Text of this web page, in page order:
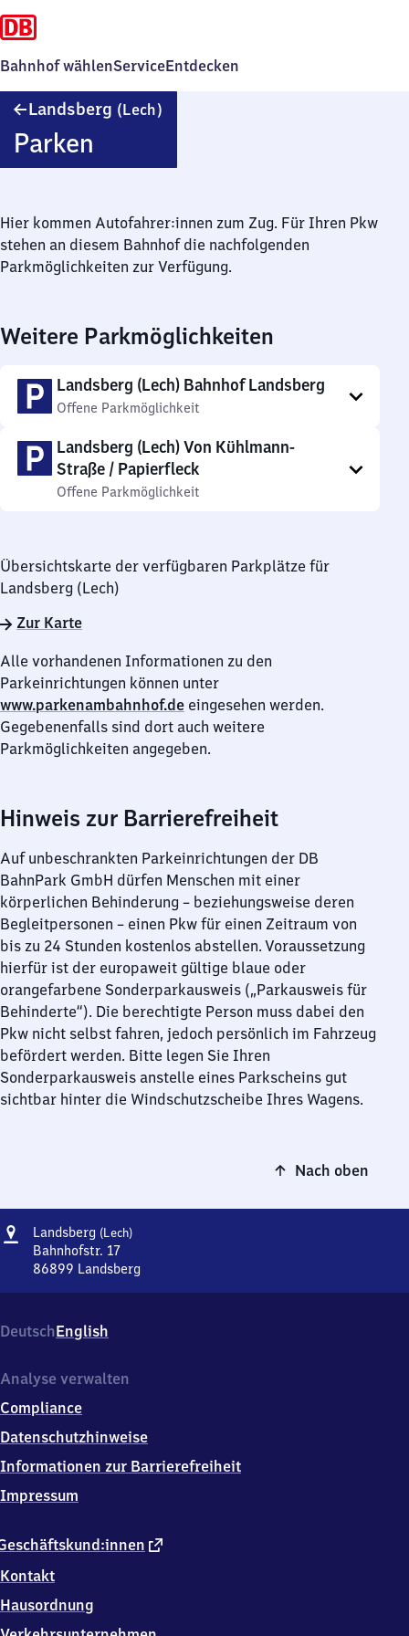
Bahnhof wählenServiceEntdecken
Landsberg (Lech)
Parken
Hier kommen Autofahrer:innen zum Zug. Für Ihren Pkw
stehen an diesem Bahnhof die nachfolgenden
Parkmöglichkeiten zur Verfügung.
Weitere Parkmöglichkeiten
Landsberg (Lech) Bahnhof Landsberg
Offene Parkmöglichkeit
Landsberg (Lech) Von Kühlmann-
Straße / Papierfleck
Offene Parkmöglichkeit
Übersichtskarte der verfügbaren Parkplätze für
Landsberg (Lech)
Zur Karte
Alle vorhandenen Informationen zu den
Parkeinrichtungen können unter
www.parkenambahnhof.de eingesehen werden.
Gegebenenfalls sind dort auch weitere
Parkmöglichkeiten angegeben.
Hinweis zur Barrierefreiheit
Auf unbeschrankten Parkeinrichtungen der DB
BahnPark GmbH dürfen Menschen mit einer
körperlichen Behinderung – beziehungsweise deren
Begleitpersonen – einen Pkw für einen Zeitraum von
bis zu 24 Stunden kostenlos abstellen. Voraussetzung
hierfür ist der europaweit gültige blaue oder
orangefarbene Sonderparkausweis („Parkausweis für
Behinderte“). Die berechtigte Person muss dabei den
Pkw nicht selbst fahren, jedoch persönlich im Fahrzeug
befördert werden. Bitte legen Sie Ihren
Sonderparkausweis anstelle eines Parkscheins gut
sichtbar hinter die Windschutzscheibe Ihres Wagens.
Nach oben
Adresse
Landsberg (Lech)Landsberg
Bahnhofstr. 17
86899 Landsberg
Bahnhofstr.
17,
6
9
9
DeutschEnglish
externer
Kontakt
Hausordnung
Analyse verwalten
Compliance
Datenschutzhinweise
Informationen zur Barrierefreiheit
Impressum